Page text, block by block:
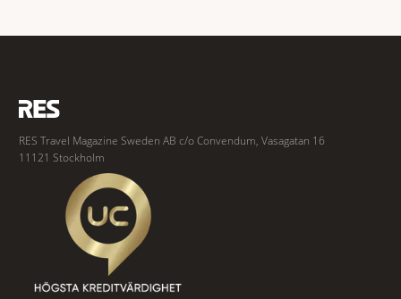
RES Travel Magazine Sweden AB c/o Convendum, Vasagatan 16
11121 Stockholm